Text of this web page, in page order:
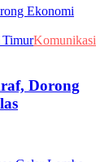
TimurKomunikasi
Dorong